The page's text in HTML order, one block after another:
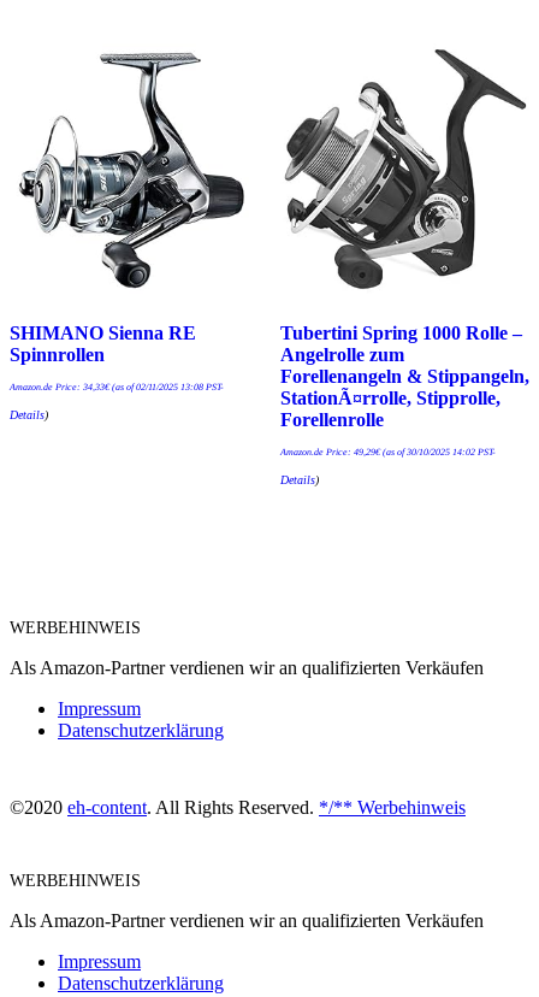
SHIMANO Sienna RE
Spinnrollen
Amazon.de Price: 34,33€(as of 02/11/2025 13:08 PST-
Details)
Tubertini Spring 1000 Rolle –
Angelrolle zum
Forellenangeln & Stippangeln,
StationÃ¤rrolle, Stipprolle,
Forellenrolle
Amazon.de Price: 49,29€(as of 30/10/2025 14:02 PST-
Details)
WERBEHINWEIS
Als Amazon-Partner verdienen wir an qualifizierten Verkäufen
Impressum
Datenschutzerklärung
©2020 eh-content. All Rights Reserved. */** Werbehinweis
WERBEHINWEIS
Als Amazon-Partner verdienen wir an qualifizierten Verkäufen
Impressum
Datenschutzerklärung